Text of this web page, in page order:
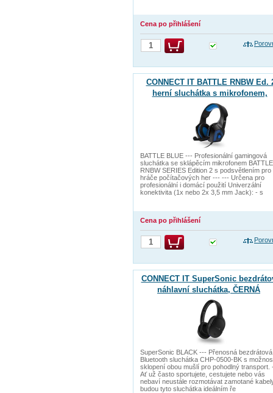
Cena po přihlášení
CONNECT IT BATTLE RNBW Ed.
herní sluchátka s mikrofonem,
2xJack+USB, MODRÁ
BATTLE BLUE --- Profesionální gamingová
sluchátka se sklápěcím mikrofonem BATTLE
RNBW SERIES Edition 2 s podsvětlením pro
hráče počítačových her --- --- Určena pro
profesionální i domácí použití Univerzální
konektivita (1x nebo 2x 3,5 mm Jack): - s
Cena po přihlášení
CONNECT IT SuperSonic
náhlavní sluchátka, ČERNÁ
SuperSonic BLACK --- Přenosná bezdrátová
Bluetooth sluchátka CHP-0500-BK s
sklopení obou mušlí pro pohodlný transport.
Ať už často sportujete, cestujete nebo vás
nebaví neustále rozmotávat zamotané
budou tyto sluchátka ideálním ře